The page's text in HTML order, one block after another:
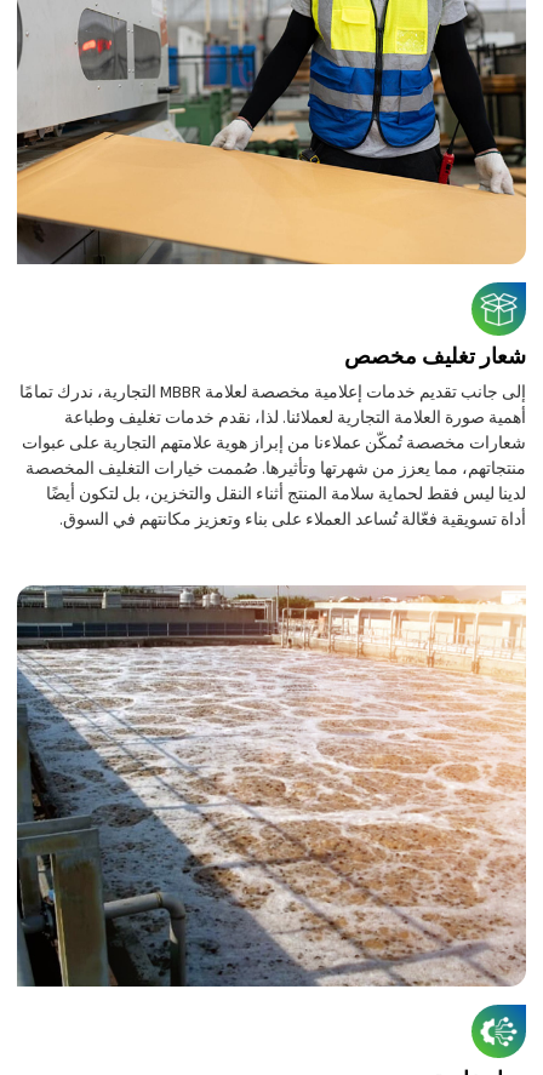
شعار تغليف مخصص
إلى جانب تقديم خدمات إعلامية مخصصة لعلامة MBBR التجارية، ندرك تمامًا
أهمية صورة العلامة التجارية لعملائنا. لذا، نقدم خدمات تغليف وطباعة
شعارات مخصصة تُمكّن عملاءنا من إبراز هوية علامتهم التجارية على عبوات
منتجاتهم، مما يعزز من شهرتها وتأثيرها. صُممت خيارات التغليف المخصصة
لدينا ليس فقط لحماية سلامة المنتج أثناء النقل والتخزين، بل لتكون أيضًا
أداة تسويقية فعّالة تُساعد العملاء على بناء وتعزيز مكانتهم في السوق.